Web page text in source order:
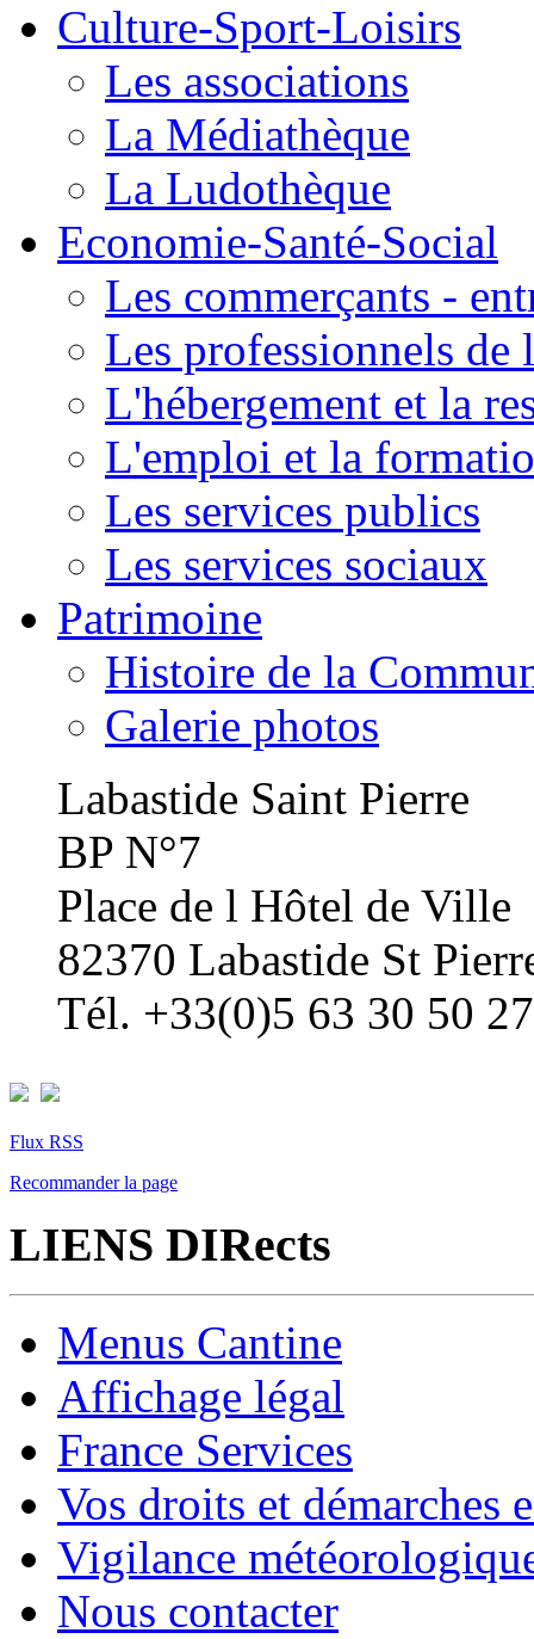
Culture-Sport-Loisirs
Les associations
La Médiathèque
La Ludothèque
Economie-Santé-Social
Les commerçants -
Les professionnels de
L'hébergement et la
L'emploi et la
Les services publics
Les services sociaux
Patrimoine
Histoire de la
Galerie photos
Labastide Saint Pierre
BP N°7
Place de l Hôtel de Ville
82370 Labastide St
Tél. +33(0)5 63 30 50 27
Flux RSS
Recommander la page
LIENS DIRects
Menus Cantine
Affichage légal
France Services
Vos droits et démarches
Vigilance
Nous contacter